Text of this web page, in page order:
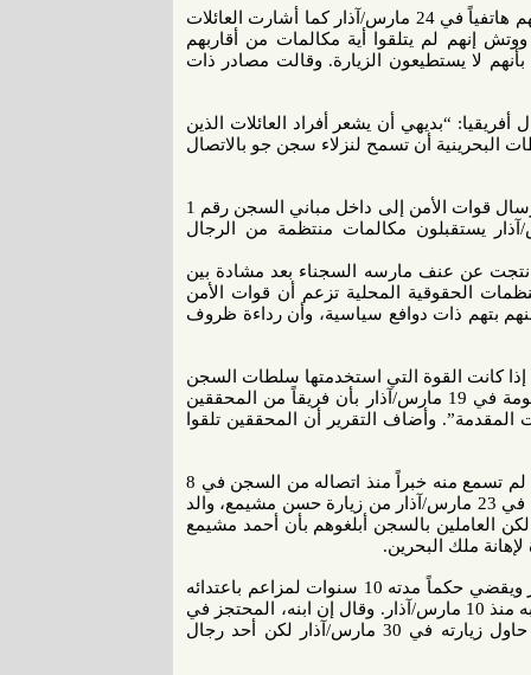
وأضافت المنظمة أن سجناء عديدون تمكنوا من معاودة الاتصال بذويهم هاتفياً في 24 مارس/آذار كما أشارت العائلات
إنهم لم يتلقوا أية مكالمات من أقاربهم
بأنهم لا يستطيعون الزيارة. وقالت مصادر ذات
“بديهي أن يشعر أفراد العائلات الذين
البحرينية أن تسمح لنزلاء سجن جو بالاتصال
وقد أدى اندلاع العنف في 10 مارس/آذار إلى قيام سلطات السجن بإرسال قوات الأمن إلى داخل مباني السجن رقم 1
أقارب السجناء الأربعة إنهم كانوا قبل 10 مارس/آذار يستقبلون مكالمات منتظمة من الرجال
الحكومة بأن اضطرابات 10 مارس/آذار نتجت عن عنف مارسه السجناء بعد مشادة بين
إلا أن بعض المنظمات الحقوقية المحلية تزعم أن قوات الأمن
بتهم ذات دوافع سياسية، وأن رداءة ظروف
كانت القوة التي استخدمتها سلطات السجن
مشروعة وفي حدود الضرورة. وقد أفادت صحيفة تسيطر عليها الحكومة في 19 مارس/آذار بأن فريقاً من المحققين
والخدمات المقدمة”. وأضاف التقرير أن المحققين تلقوا
وقال أحد أقارب أحمد مشيمع، المحتجز في المبنى رقم 4، إن عائلته لم تسمع منه خبراً منذ اتصاله من السجن في 8
مارس/آذار، رغم أنه كان يتصل كل يومين من قبل. وقد تمكنت العائلة في 23 مارس/آذار من زيارة حسن مشيمع، والد
وأحد قادة المعارضة الـ13 البارزين المحتجزين بالمبنى رقم 7، لكن العاملين بالسجن أبلغوهم بأن أحمد مشيمع
ملك البحرين.
كما قال والد أحمد حميدان، وهو مصور فوتوغرافي حاصل على جوائز ويقضي حكماً مدته 10 سنوات لمزاعم باعتدائه
على قسم للشرطة، قال لـ هيومن رايتس ووتش إن العائلة لم تتصل به منذ 10 مارس/آذار. وقال إن ابنه، المحتجز في
المبنى رقم 4، كان يتصل بالعائلة مرتين أسبوعياً في المعتاد. وقد حاول زيارته في 30 مارس/آذار لكن أحد رجال